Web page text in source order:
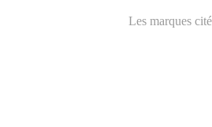
Les marques